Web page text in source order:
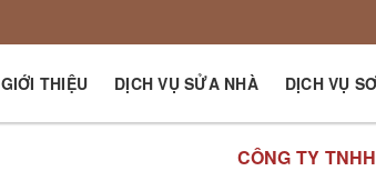
GIỚI THIỆU DỊCH VỤ SỬA NHÀ DỊCH VỤ
CÔNG TY TNHH